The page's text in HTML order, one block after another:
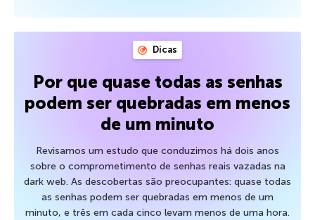
Dicas
Por que quase todas as senhas
podem ser quebradas em menos
de um minuto
Revisamos um estudo que conduzimos há dois anos
sobre o comprometimento de senhas reais vazadas na
dark web. As descobertas são preocupantes: quase todas
as senhas podem ser quebradas em menos de um
minuto, e três em cada cinco levam menos de uma hora.